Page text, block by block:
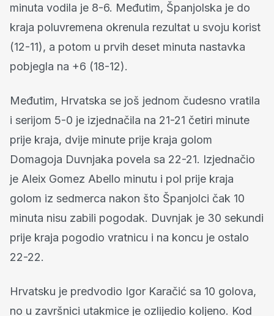
minuta vodila je 8-6. Međutim, Španjolska je do
kraja poluvremena okrenula rezultat u svoju korist
(12-11), a potom u prvih deset minuta nastavka
pobjegla na +6 (18-12).
Međutim, Hrvatska se još jednom čudesno vratila
i serijom 5-0 je izjednačila na 21-21 četiri minute
prije kraja, dvije minute prije kraja golom
Domagoja Duvnjaka povela sa 22-21. Izjednačio
je Aleix Gomez Abello minutu i pol prije kraja
golom iz sedmerca nakon što Španjolci čak 10
minuta nisu zabili pogodak. Duvnjak je 30 sekundi
prije kraja pogodio vratnicu i na koncu je ostalo
22-22.
Hrvatsku je predvodio Igor Karačić sa 10 golova,
no u završnici utakmice je ozlijedio koljeno. Kod